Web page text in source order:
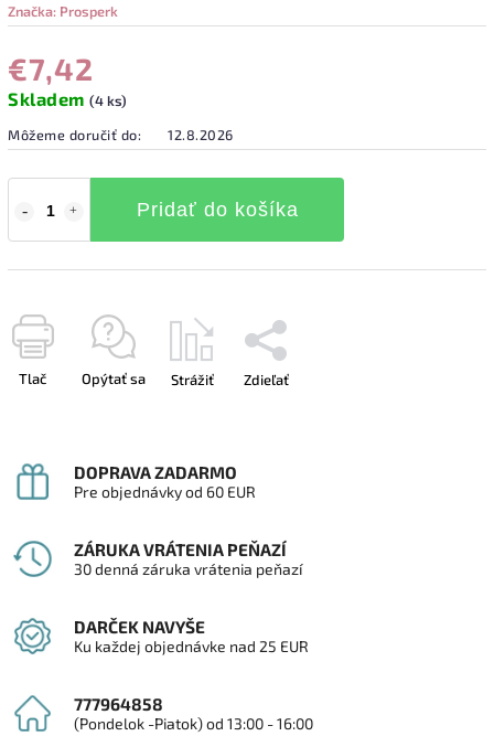
Značka: Prosperk
€7,42
Skladem (4 ks)
Môžeme doručiť do:
12.8.2026
Pridať do košíka
Tlač Opýtať sa Strážiť Zdieľať
DOPRAVA ZADARMO
Pre objednávky od 60 EUR
ZÁRUKA VRÁTENIA PEŇAZÍ
30 denná záruka vrátenia peňazí
DARČEK NAVYŠE
Ku každej objednávke nad 25 EUR
777964858
(Pondelok -Piatok) od 13:00 - 16:00